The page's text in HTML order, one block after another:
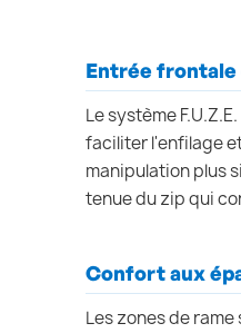
Entrée
Le système
faciliter l'enfilage
manipulation plus
tenue du zip qui
Confort aux
Les zones de